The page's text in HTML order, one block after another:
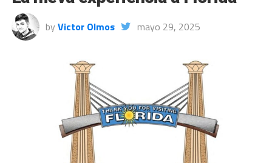
by Victor Olmos mayo 29, 2025